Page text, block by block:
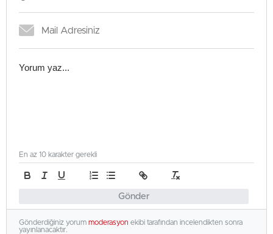
Gönder
En az 10 karakter gerekli
Gönderdiğiniz yorum moderasyon ekibi tarafından incelendikten sonra
yayınlanacaktır.